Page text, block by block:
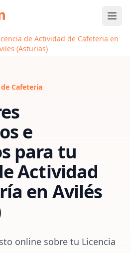
de Actividad de Cafeteria en
(Asturias)
Cafeteria
e
para tu
Actividad
en Avilés
online sobre tu Licencia